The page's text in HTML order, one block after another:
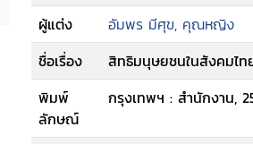
ผู้แต่ง
อัมพร มีศุข, คุณหญิง
ชื่อเรื่อง
สิทธิมนุษยชนในสังคมไ
พิมพ์
ลักษณ์
กรุงเทพฯ : สำนักงาน,